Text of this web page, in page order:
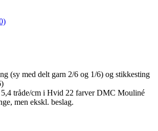
(sy med delt garn 2/6 og 1/6) og stikkesting
5,4 tråde/cm i Hvid 22 farver DMC Mouliné
men ekskl. beslag.